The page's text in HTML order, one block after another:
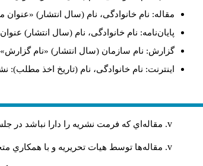
مقاله: نام خانوادگی، نام (سال انتشار)
پایان‌نامه: نام خانوادگی، نام (سال انتشار)
گزارش: نام سازمان (سال انتشار) «نام
اینترنت: نام خانوادگی، نام (تاریخ اخذ
مقاله‌اي كه فرمت نشريه را دارا نباشد در
مقاله‌ها توسط هیات تحريريه و با